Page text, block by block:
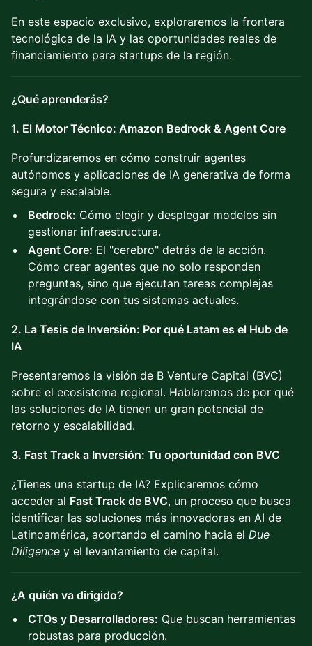
En este espacio exclusivo, exploraremos la frontera
tecnológica de la IA y las oportunidades reales de
financiamiento para startups de la región.
¿Qué aprenderás?
1. El Motor Técnico: Amazon Bedrock & Agent Core
Profundizaremos en cómo construir agentes
autónomos y aplicaciones de IA generativa de forma
segura y escalable.
Bedrock: Cómo elegir y desplegar modelos sin
gestionar infraestructura.
Agent Core: El "cerebro" detrás de la acción.
Cómo crear agentes que no solo responden
preguntas, sino que ejecutan tareas complejas
integrándose con tus sistemas actuales.
2. La Tesis de Inversión: Por qué Latam es el Hub de
IA
Presentaremos la visión de B Venture Capital (BVC)
sobre el ecosistema regional. Hablaremos de por qué
las soluciones de IA tienen un gran potencial de
retorno y escalabilidad.
3. Fast Track a Inversión: Tu oportunidad con BVC
¿Tienes una startup de IA? Explicaremos cómo
acceder al Fast Track de BVC, un proceso que busca
identificar las soluciones más innovadoras en AI de
Latinoamérica, acortando el camino hacia el Due
Diligence y el levantamiento de capital.
¿A quién va dirigido?
CTOs y Desarrolladores: Que buscan herramientas
robustas para producción.